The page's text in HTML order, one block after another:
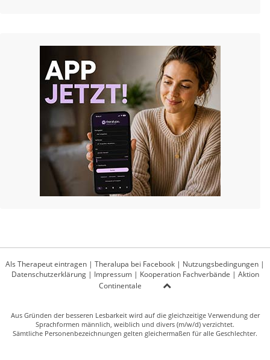
Als Therapeut eintragen | Theralupa bei Facebook | Nutzungsbedingungen |
Datenschutzerklärung| Impressum| Kooperation Fachverbände | Aktion
Continentale
Aus Gründen der besseren Lesbarkeit wird auf die gleichzeitige Verwendung der
Sprachformen männlich, weiblich und divers (m/w/d) verzichtet.
Sämtliche Personenbezeichnungen gelten gleichermaßen für alle Geschlechter.